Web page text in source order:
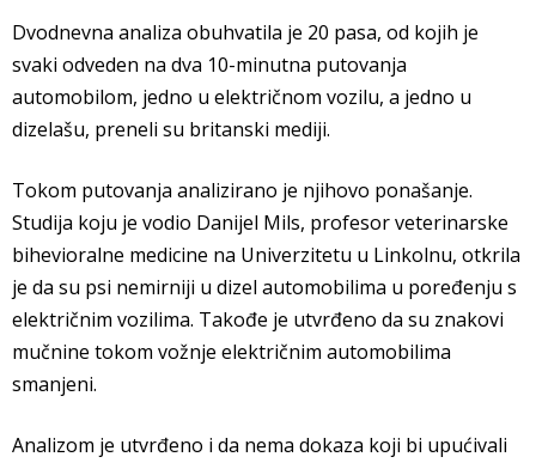
Dvodnevna analiza obuhvatila je 20 pasa, od kojih je
svaki odveden na dva 10-minutna putovanja
automobilom, jedno u električnom vozilu, a jedno u
dizelašu, preneli su britanski mediji.
Tokom putovanja analizirano je njihovo ponašanje.
Studija koju je vodio Danijel Mils, profesor veterinarske
bihevioralne medicine na Univerzitetu u Linkolnu, otkrila
je da su psi nemirniji u dizel automobilima u poređenju s
električnim vozilima. Takođe je utvrđeno da su znakovi
mučnine tokom vožnje električnim automobilima
smanjeni.
Analizom je utvrđeno i da nema dokaza koji bi upućivali